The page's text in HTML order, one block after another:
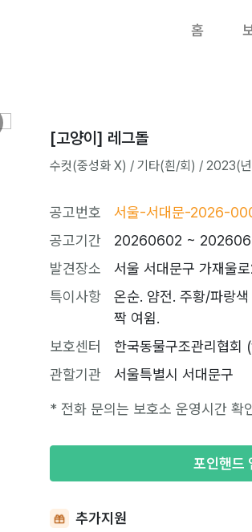
홈
[고양이] 레그돌
수컷(중성화 X) / 기타(흰/회) / 2023(
공고번호
서울-서대문-2026-
공고기간
20260602 ~
발견장소
서울 서대문구 가재울
특이사항
온순. 얌전. 주황/파랑
짝 여윔.
보호센터
한국동물구조관리협
관할기관
서울특별시 서대문구
* 전화 문의는 보호소 운영시간 확
포인핸드
추가지원